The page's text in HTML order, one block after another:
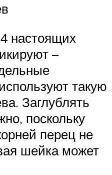
настоящих
–
такую
Заглублять
поскольку
перец не
шейка может